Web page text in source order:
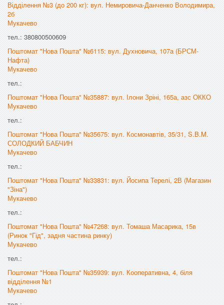
Відділення №3 (до 200 кг): вул. Немировича-Данченко Володимира,
2б
Мукачево
тел.: 380800500609
Поштомат "Нова Пошта" №6115: вул. Духновича, 107а (БРСМ-
Нафта)
Мукачево
тел.:
Поштомат "Нова Пошта" №35887: вул. Ілони Зріні, 165а, азс ОККО
Мукачево
тел.:
Поштомат "Нова Пошта" №35675: вул. Космонавтів, 35/31, S.B.M.
СОЛОДКИЙ БАБЧИН
Мукачево
тел.:
Поштомат "Нова Пошта" №33831: вул. Йосипа Терелі, 2В (Магазин
"Зіна")
Мукачево
тел.:
Поштомат "Нова Пошта" №47268: вул. Томаша Масарика, 15в
(Ринок "Гід", задня частина ринку)
Мукачево
тел.:
Поштомат "Нова Пошта" №35939: вул. Кооперативна, 4, біля
відділення №1
Мукачево